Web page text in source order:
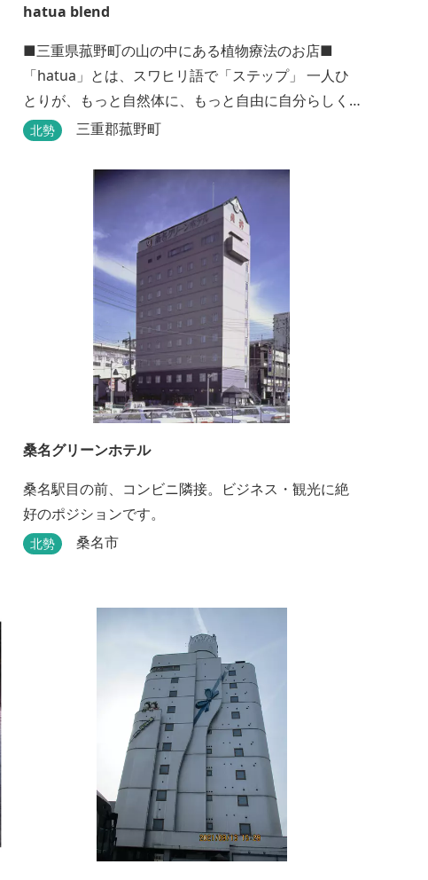
hatua blend
■三重県菰野町の山の中にある植物療法のお店■
「hatua」とは、スワヒリ語で「ステップ」 一人ひ
とりが、もっと自然体に、もっと自由に自分らしく
歩いていけるように その一歩を植物の力でサポート
よもぎ蒸しやアロマの調合、季節の養生講座、アロ
マ講座、腸活講座、ワークショップ、イベント出店
植物を通して身体と心を整えよう！をテーマに...
北勢 三重郡菰野町
桑名グリーンホテル
桑名駅目の前、コンビニ隣接。ビジネス・観光に絶
好のポジションです。
北勢 桑名市